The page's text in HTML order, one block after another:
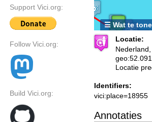
Support Vici.org:
Follow Vici.org:
Build Vici.org:
☰ Wat te
Locatie:
Locatie
Identifiers:
vici:place=18955
Annotaties